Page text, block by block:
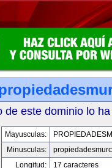
de este dominio lo
Mayusculas:
Minusculas:
Longitud:
17 caracteres